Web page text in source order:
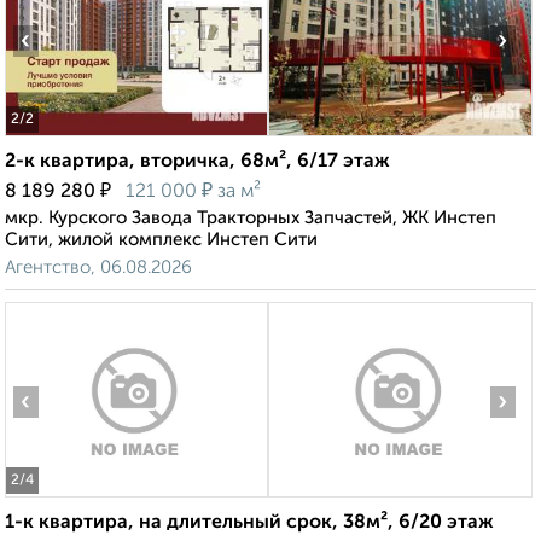
2/2
‹ ›
2-к квартира, вторичка, 68м², 6/17 этаж
8 189 280 ₽ 121 000 ₽ за м²
мкр. Курского Завода Тракторных Запчастей, ЖК Инстеп
Сити, жилой комплекс Инстеп Сити
Агентство, 06.08.2026
2/4
‹ ›
1-к квартира, на длительный срок, 38м², 6/20 этаж